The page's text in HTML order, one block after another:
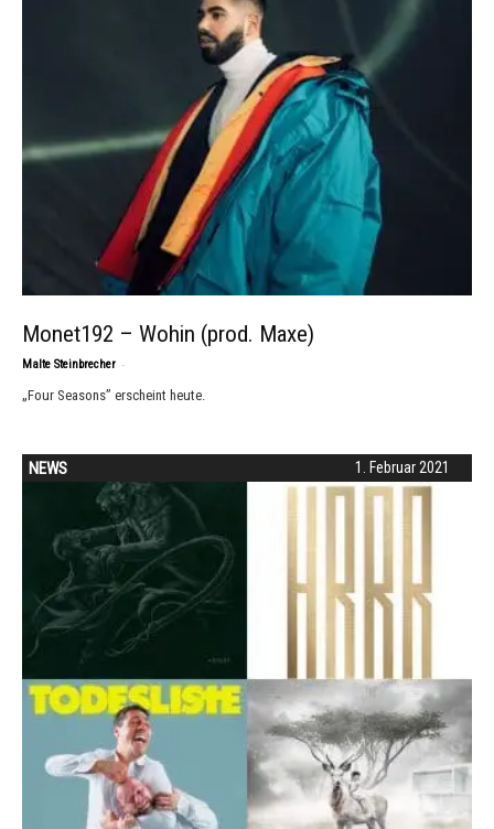
Monet192 – Wohin (prod. Maxe)
Malte Steinbrecher -
„Four Seasons” erscheint heute.
1. Februar 2021
NEWS